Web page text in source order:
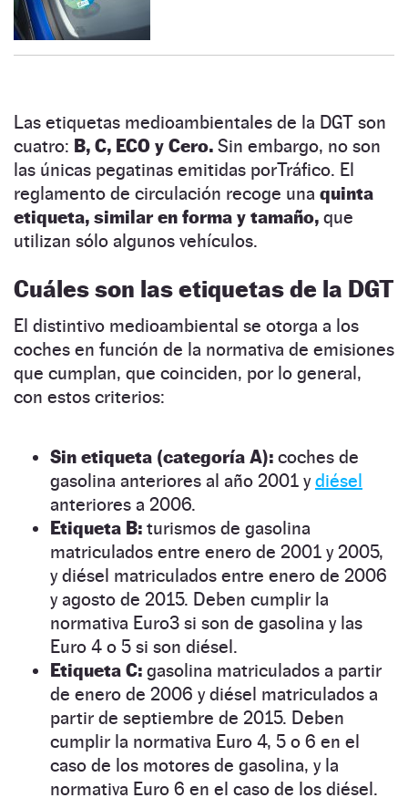
Las etiquetas medioambientales de la DGT son
cuatro: B, C, ECO y Cero. Sin embargo, no son
las únicas pegatinas emitidas porTráfico. El
reglamento de circulación recoge una quinta
etiqueta, similar en forma y tamaño, que
utilizan sólo algunos vehículos.
Cuáles son las etiquetas de la DGT
El distintivo medioambiental se otorga a los
coches en función de la normativa de emisiones
que cumplan, que coinciden, por lo general,
con estos criterios:
Sin etiqueta (categoría A): coches de
gasolina anteriores al año 2001 ydiésel
anteriores a 2006.
Etiqueta B: turismos de gasolina
matriculados entre enero de 2001 y 2005,
y diésel matriculados entre enero de 2006
y agosto de 2015. Deben cumplir la
normativa Euro3 si son de gasolina y las
Euro 4 o 5 si son diésel.
Etiqueta C: gasolina matriculados a partir
de enero de 2006 y diésel matriculados a
partir de septiembre de 2015. Deben
cumplir la normativa Euro 4, 5 o 6 en el
caso de los motores de gasolina, y la
normativa Euro 6 en el caso de los diésel.